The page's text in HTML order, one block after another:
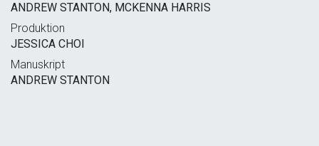
ANDREW STANTON, MCKENNA HARRIS
Produktion
JESSICA CHOI
Manuskript
ANDREW STANTON